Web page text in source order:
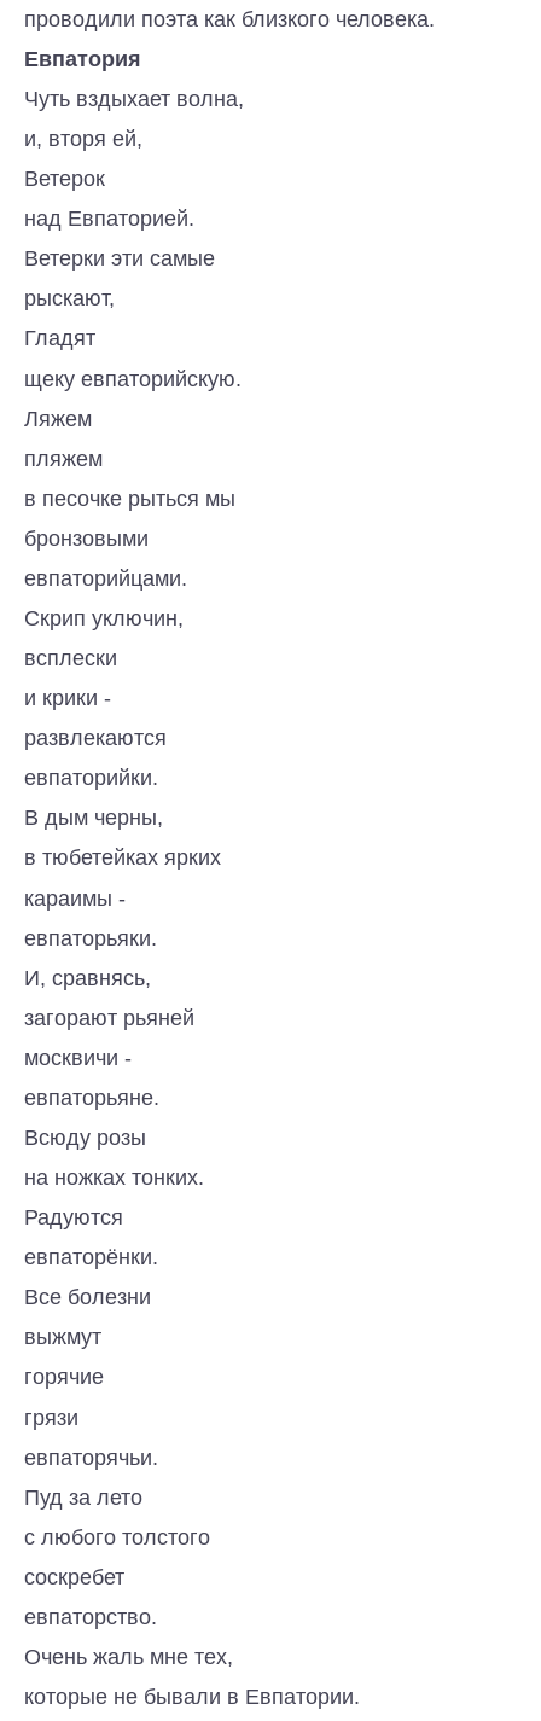
проводили поэта как близкого человека.
Евпатория
Чуть вздыхает волна,
и, вторя ей,
Ветерок
над Евпаторией.
Ветерки эти самые
рыскают,
Гладят
щеку евпаторийскую.
Ляжем
пляжем
в песочке рыться мы
бронзовыми
евпаторийцами.
Скрип уключин,
всплески
и крики -
развлекаются
евпаторийки.
В дым черны,
в тюбетейках ярких
караимы -
евпаторьяки.
И, сравнясь,
загорают рьяней
москвичи -
евпаторьяне.
Всюду розы
на ножках тонких.
Радуются
евпаторёнки.
Все болезни
выжмут
горячие
грязи
евпаторячьи.
Пуд за лето
с любого толстого
соскребет
евпаторство.
Очень жаль мне тех,
которые не бывали в Евпатории.